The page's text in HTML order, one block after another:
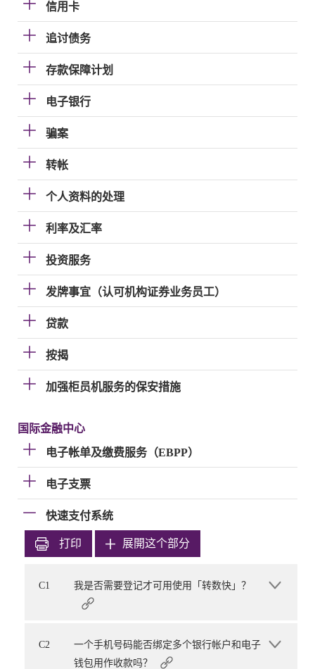
信用卡
追讨债务
存款保障计划
电子银行
骗案
转帐
个人资料的处理
利率及汇率
投资服务
发牌事宜（认可机构证券业务员工）
贷款
按揭
加强柜员机服务的保安措施
国际金融中心
电子帐单及缴费服务（EBPP）
电子支票
快速支付系统
打印 展開这个部分
C1 我是否需要登记才可用使用「转数快」？
C2
一个手机号码能否绑定多个银行帐户和电子
钱包用作收款吗？